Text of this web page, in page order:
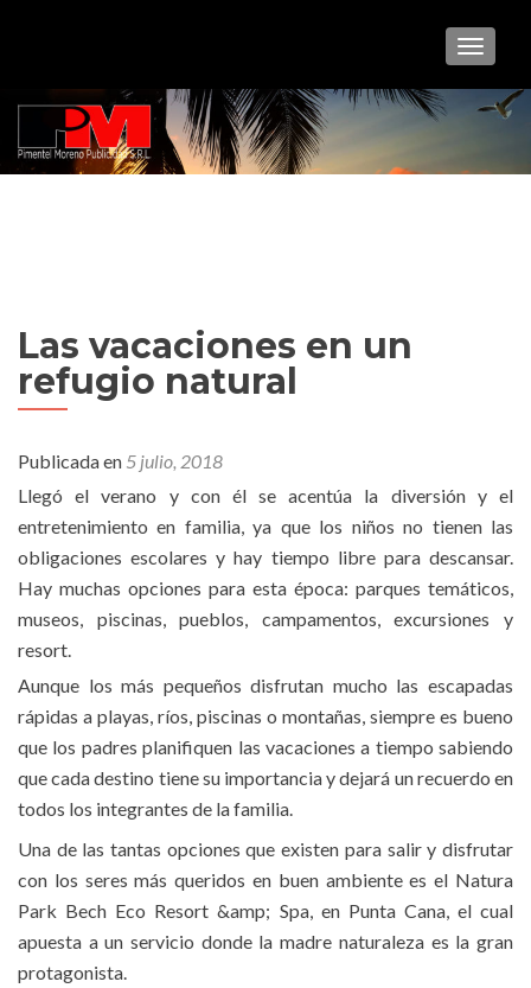
Las vacaciones en un
refugio natural
Publicada en 5 julio, 2018
Llegó el verano y con él se acentúa la diversión y el
entretenimiento en familia, ya que los niños no tienen las
obligaciones escolares y hay tiempo libre para descansar.
Hay muchas opciones para esta época: parques temáticos,
museos, piscinas, pueblos, campamentos, excursiones y
resort.
Aunque los más pequeños disfrutan mucho las escapadas
rápidas a playas, ríos, piscinas o montañas, siempre es bueno
que los padres planifiquen las vacaciones a tiempo sabiendo
que cada destino tiene su importancia y dejará un recuerdo en
todos los integrantes de la familia.
Una de las tantas opciones que existen para salir y disfrutar
con los seres más queridos en buen ambiente es el Natura
Park Bech Eco Resort &amp; Spa, en Punta Cana, el cual
apuesta a un servicio donde la madre naturaleza es la gran
protagonista.